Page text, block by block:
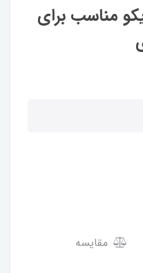
مناسب برای
مقایسه